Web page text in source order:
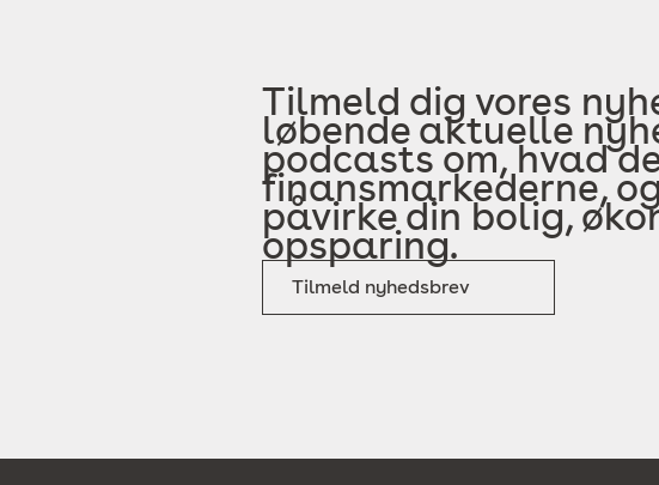
Tilmeld dig vores
løbende aktuelle
podcasts om, hvad
finansmarkederne,
påvirke din bolig,
opsparing.
Tilmeld nyhedsbrev